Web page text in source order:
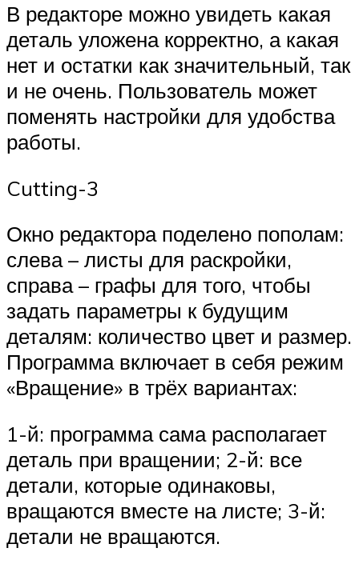
В редакторе можно увидеть какая
деталь уложена корректно, а какая
нет и остатки как значительный, так
и не очень. Пользователь может
поменять настройки для удобства
работы.
Cutting-3
Окно редактора поделено пополам:
слева – листы для раскройки,
справа – графы для того, чтобы
задать параметры к будущим
деталям: количество цвет и размер.
Программа включает в себя режим
«Вращение» в трёх вариантах:
1-й: программа сама располагает
деталь при вращении; 2-й: все
детали, которые одинаковы,
вращаются вместе на листе; 3-й:
детали не вращаются.